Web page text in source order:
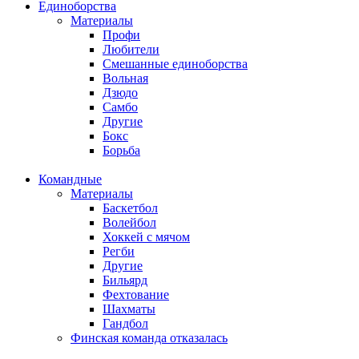
Единоборства
Материалы
Профи
Любители
Смешанные единоборства
Вольная
Дзюдо
Самбо
Другие
Бокс
Борьба
Командные
Материалы
Баскетбол
Волейбол
Хоккей с мячом
Регби
Другие
Бильярд
Фехтование
Шахматы
Гандбол
Финская команда отказалась